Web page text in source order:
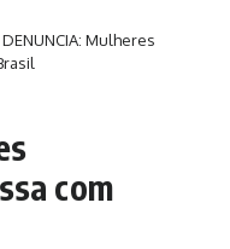
DENUNCIA: Mulheres
com